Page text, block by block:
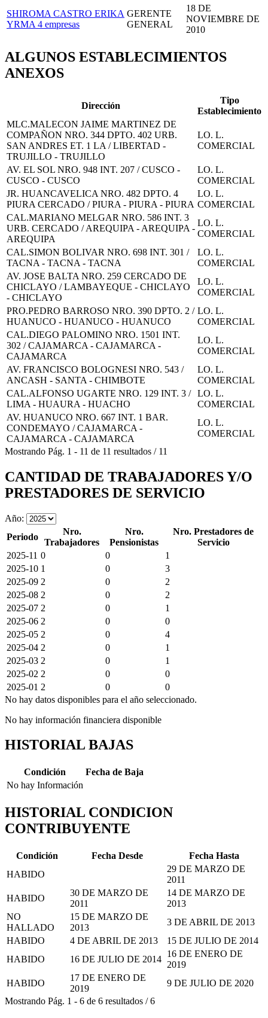
SHIROMA CASTRO ERIKA
YRMA 4 empresas
GERENTE
GENERAL
18 DE
NOVIEMBRE DE
2010
ALGUNOS ESTABLECIMIENTOS
ANEXOS
Dirección
Tipo
Establecimiento
MLC.MALECON JAIME MARTINEZ DE
COMPAÑON NRO. 344 DPTO. 402 URB.
SAN ANDRES ET. 1 LA / LIBERTAD -
TRUJILLO - TRUJILLO
LO. L.
COMERCIAL
AV. EL SOL NRO. 948 INT. 207 / CUSCO -
CUSCO - CUSCO
LO. L.
COMERCIAL
JR. HUANCAVELICA NRO. 482 DPTO. 4
PIURA CERCADO / PIURA - PIURA - PIURA
LO. L.
COMERCIAL
CAL.MARIANO MELGAR NRO. 586 INT. 3
URB. CERCADO / AREQUIPA - AREQUIPA -
AREQUIPA
LO. L.
COMERCIAL
CAL.SIMON BOLIVAR NRO. 698 INT. 301 /
TACNA - TACNA - TACNA
LO. L.
COMERCIAL
AV. JOSE BALTA NRO. 259 CERCADO DE
CHICLAYO / LAMBAYEQUE - CHICLAYO
- CHICLAYO
LO. L.
COMERCIAL
PRO.PEDRO BARROSO NRO. 390 DPTO. 2 /
HUANUCO - HUANUCO - HUANUCO
LO. L.
COMERCIAL
CAL.DIEGO PALOMINO NRO. 1501 INT.
302 / CAJAMARCA - CAJAMARCA -
CAJAMARCA
LO. L.
COMERCIAL
AV. FRANCISCO BOLOGNESI NRO. 543 /
ANCASH - SANTA - CHIMBOTE
LO. L.
COMERCIAL
CAL.ALFONSO UGARTE NRO. 129 INT. 3 /
LIMA - HUAURA - HUACHO
LO. L.
COMERCIAL
AV. HUANUCO NRO. 667 INT. 1 BAR.
CONDEMAYO / CAJAMARCA -
CAJAMARCA - CAJAMARCA
LO. L.
COMERCIAL
Mostrando Pág. 1 - 11 de 11 resultados / 11
CANTIDAD DE TRABAJADORES Y/O
PRESTADORES DE SERVICIO
Año:
Periodo
Nro.
Trabajadores
Nro.
Pensionistas
Nro. Prestadores de
Servicio
2025-11 0 0
1
2025-10 1 0
3
2025-09 2 0
2
2025-08 2 0
2
2025-07 2 0
1
2025-06 2 0
0
2025-05 2 0
4
2025-04 2 0
1
2025-03 2 0
1
2025-02 2 0
0
2025-01 2 0
0
No hay datos disponibles para el año seleccionado.
No hay información financiera disponible
HISTORIAL BAJAS
Condición
Fecha de Baja
No hay Información
HISTORIAL CONDICION
CONTRIBUYENTE
Condición Fecha Desde
Fecha Hasta
HABIDO
29 DE MARZO DE
2011
HABIDO
30 DE MARZO DE
2011
14 DE MARZO DE
2013
NO
HALLADO
15 DE MARZO DE
2013
3 DE ABRIL DE 2013
HABIDO
4 DE ABRIL DE 2013
15 DE JULIO DE 2014
HABIDO
16 DE JULIO DE 2014
16 DE ENERO DE
2019
HABIDO
17 DE ENERO DE
2019
9 DE JULIO DE 2020
Mostrando Pág. 1 - 6 de 6 resultados /6